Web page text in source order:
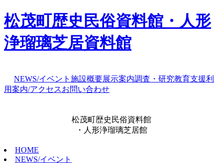
松茂町歴史民俗資料館・人形
浄瑠璃芝居資料館
NEWS/イベント 施設概要展示案内調査・研究教育支援利
用案内/アクセスお問い合わせ
松茂町歴史民俗資料館
・人形浄瑠璃芝居館
HOME
NEWS/イベント